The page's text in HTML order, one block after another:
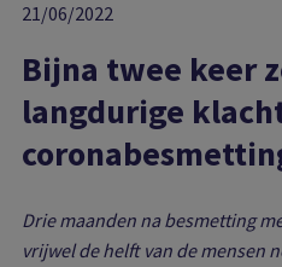
21/06/2022
Bijna twee keer
langdurige
Drie maanden na besmetting
vrijwel de helft van de mensen